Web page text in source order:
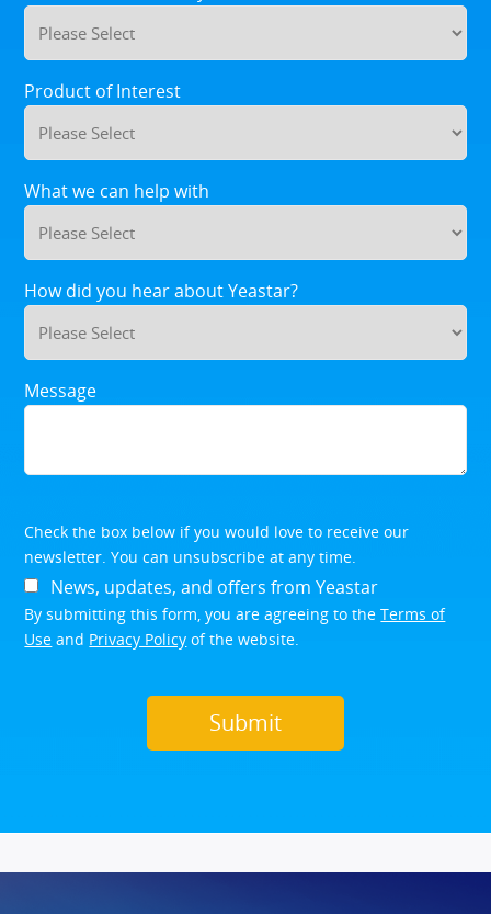
Product of Interest
What we can help with
How did you hear about Yeastar?
Message
Check the box below if you would love to receive our
newsletter. You can unsubscribe at any time.
News, updates, and offers from Yeastar
By submitting this form, you are agreeing to theTerms of
Use and Privacy Policy of the website.